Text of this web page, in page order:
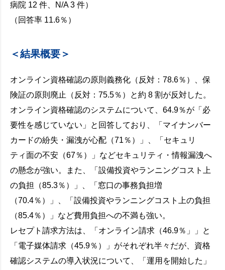
病院 12 件、N/A 3 件）
（回答率 11.6％）
＜結果概要＞
オンライン資格確認の原則義務化（反対：78.6％）、保
険証の原則廃止（反対：75.5％）と約 8 割が反対した。
オンライン資格確認のシステムについて、64.9％が「必
要性を感じていない」と回答しており、「マイナンバー
カードの紛失・漏洩が心配（71％）」、「セキュリ
ティ面の不安（67％）」などセキュリティ・情報漏洩へ
の懸念が強い。また、「設備投資やランニングコスト上
の負担（85.3％）」、「窓口の事務負担増
（70.4％）」、「設備投資やランニングコスト上の負担
（85.4％）」など費用負担への不満も強い。
レセプト請求方法は、「オンライン請求（46.9％」」と
「電子媒体請求（45.9％）」がそれぞれ半々だが、資格
確認システムの導入状況について、「運用を開始した」